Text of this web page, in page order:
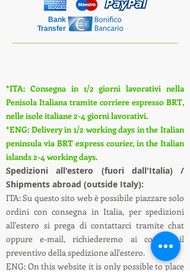
Bank
Transfer
*ITA: Consegna in 1/2 giorni lavorativi nella
Penisola Italiana tramite corriere espresso BRT,
nelle isole italiane 2-4 giorni lavorativi.
*ENG: Delivery in 1/2 working days in the Italian
peninsula via BRT express courier, in the Italian
islands 2-4 working days.
Spedizioni all'estero (fuori dall'Italia) /
Shipments abroad (outside Italy):
ITA: Su questo sito web è possibile piazzare solo
ordini con consegna in Italia, per spedizioni
all'estero si prega di contattarci tramite chat
oppure e-mail, richiederemo ai corrieri il
preventivo della spedizione all'estero.
ENG: On this website it is only possible to place